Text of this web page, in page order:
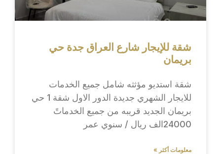
شقة للإيجار شارع العراق جدة حي
بريمان
شقة استديو مؤثثه شامل جميع الخدمات
للايجار الشهري جديدة الدور الاول شقة 1 حي
بريمان الجديد قريبه من جميع الخدماتً
24000الف ريال / سنوي عمر
معلومات أكثر »